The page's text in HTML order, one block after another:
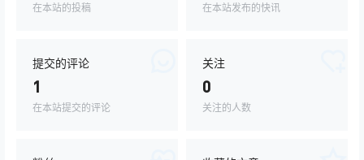
在本站的投稿 在本站发布的快讯
提交的评论
1
在本站提交的评论
关注
0
关注的人数